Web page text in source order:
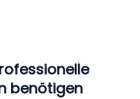
benötigen